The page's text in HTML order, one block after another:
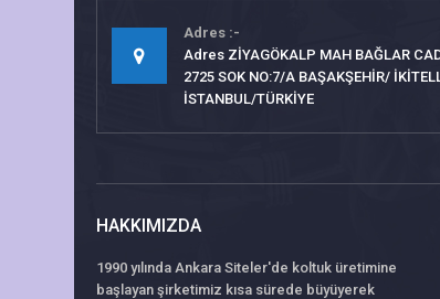
Adres
Adres ZİYAGÖKALP MAH BAĞLAR
2725 SOK NO:7/A BAŞAKŞEHİR/
İSTANBUL/TÜRKİYE
HAKKIMIZDA
1990 yılında Ankara Siteler'de koltuk üretimine
başlayan şirketimiz kısa sürede büyüyerek